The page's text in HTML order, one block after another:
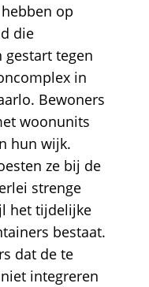
op
die
tegen
in
Bewoners
woonunits
hun wijk.
ze bij de
strenge
het tijdelijke
bestaat.
dat de te
integreren